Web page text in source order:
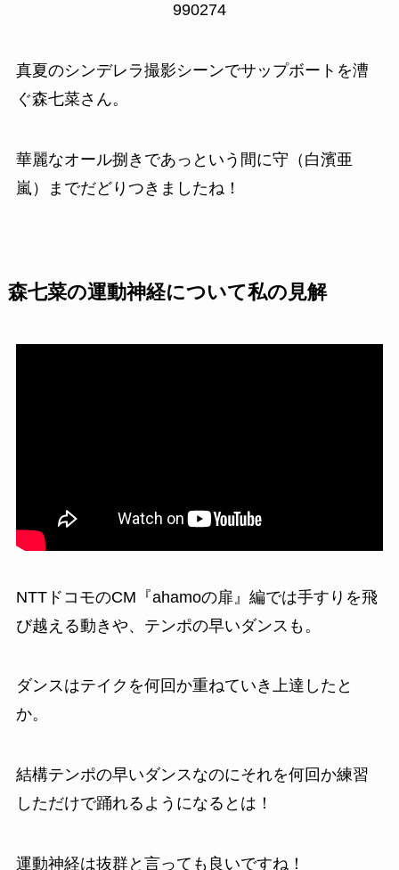
990274
真夏のシンデレラ撮影シーンでサップボートを漕
ぐ森七菜さん。
華麗なオール捌きであっという間に守（白濱亜
嵐）までだどりつきましたね！
森七菜の運動神経について私の見解
NTTドコモのCM『ahamoの扉』編では手すりを飛
び越える動きや、テンポの早いダンスも。
ダンスはテイクを何回か重ねていき上達したと
か。
結構テンポの早いダンスなのにそれを何回か練習
しただけで踊れるようになるとは！
運動神経は抜群と言っても良いですね！